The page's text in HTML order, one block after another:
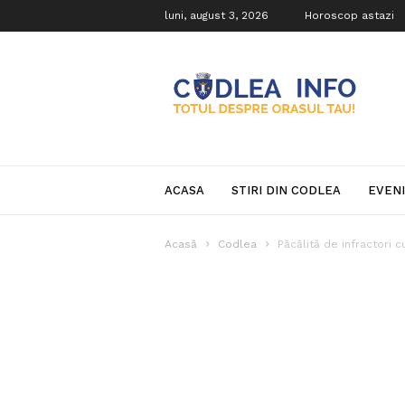
luni, august 3, 2026 Horoscop astazi
Info
ACASA STIRI DIN CODLEA
Acasă Codlea Păcălită de infractori